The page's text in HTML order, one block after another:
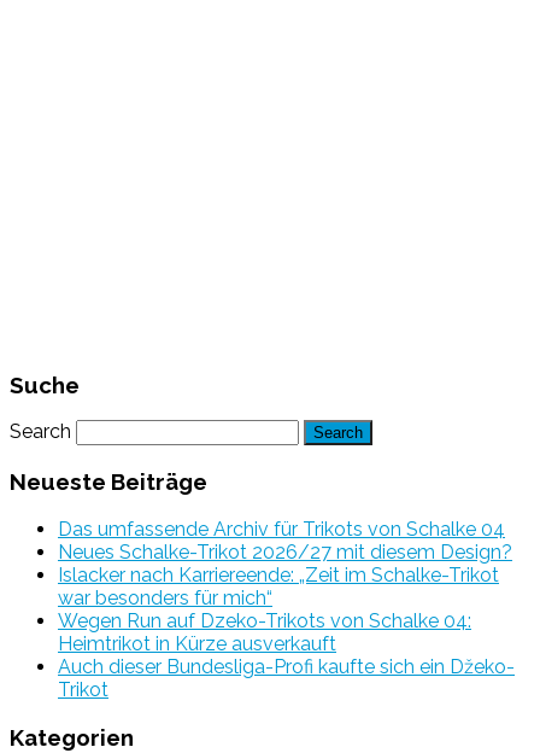
Suche
Search
Neueste Beiträge
Das umfassende Archiv für Trikots von Schalke 04
Neues Schalke-Trikot 2026/27 mit diesem Design?
Islacker nach Karriereende: „Zeit im Schalke-Trikot
war besonders für mich“
Wegen Run auf Dzeko-Trikots von Schalke 04:
Heimtrikot in Kürze ausverkauft
Auch dieser Bundesliga-Profi kaufte sich ein Džeko-
Trikot
Kategorien